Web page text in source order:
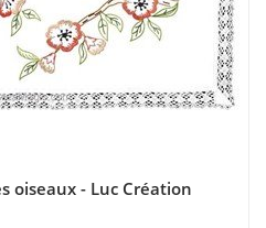
oiseaux - Luc Création